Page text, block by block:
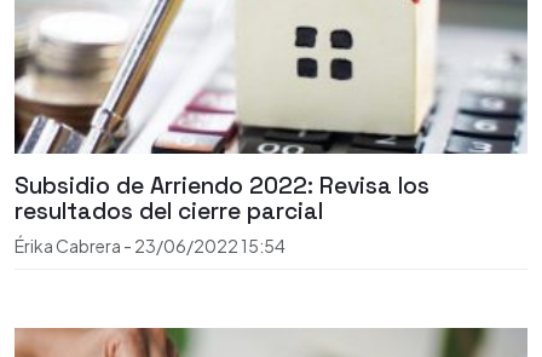
Subsidio de Arriendo 2022: Revisa los
resultados del cierre parcial
Érika Cabrera - 23/06/2022 15:54